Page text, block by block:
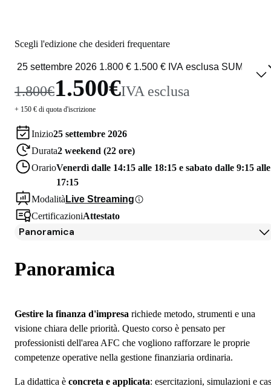
Scegli l'edizione che desideri frequentare
1.800€1.500€IVA esclusa
+ 150 € di quota d'iscrizione
Inizio25 settembre 2026
Durata2 weekend (22 ore)
OrarioVenerdì dalle 14:15 alle 18:15 e sabato dalle 9:15 alle
17:15
Modalità Live Streaming
CertificazioniAttestato
Panoramica
Docenti
Iscrizione
Panoramica
Gestire la finanza d'impresa richiede metodo, strumenti e una
visione chiara delle priorità. Questo corso è pensato per
professionisti dell'area AFC che vogliono rafforzare le proprie
competenze operative nella gestione finanziaria ordinaria.
La didattica è concreta e applicata: esercitazioni, simulazioni e